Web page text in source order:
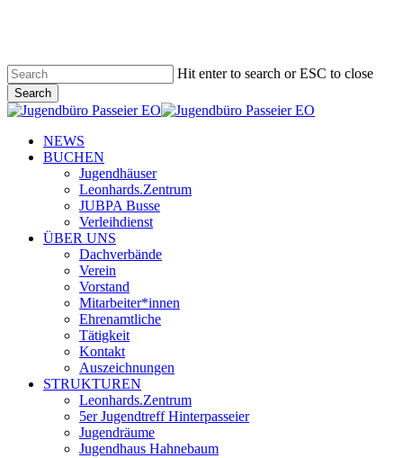
content
Hit enter to search or ESC to close
Search
Close
search
Menu
NEWS
BUCHEN
Jugendhäuser
Leonhards.Zentrum
JUBPA Busse
Verleihdienst
ÜBER UNS
Dachverbände
Verein
Vorstand
Mitarbeiter*innen
Ehrenamtliche
Tätigkeit
Kontakt
Auszeichnungen
STRUKTUREN
Leonhards.Zentrum
5er Jugendtreff Hinterpasseier
Jugendräume
Jugendhaus Hahnebaum